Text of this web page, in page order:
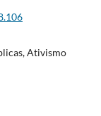
Ativismo